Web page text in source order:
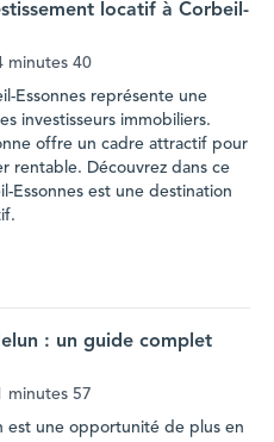
locatif à Corbeil-
minutes 40
Essonnes représente une
investisseurs immobiliers.
offre un cadre attractif pour
rentable. Découvrez dans ce
est une destination
: un guide complet
minutes 57
est une opportunité de plus en